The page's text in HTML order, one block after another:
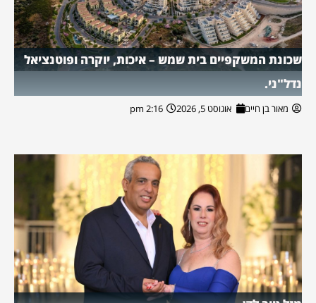
שכונת המשקפיים בית שמש – איכות, יוקרה ופוטנציאל
נדל"ני.
מאור בן חיים אוגוסט 5, 2026 2:16 pm